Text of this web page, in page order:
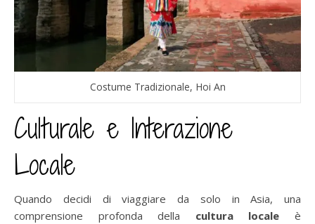
Costume Tradizionale, Hoi An
Culturale e Interazione
Locale
Quando decidi di viaggiare da solo in Asia, una
comprensione profonda della cultura locale è